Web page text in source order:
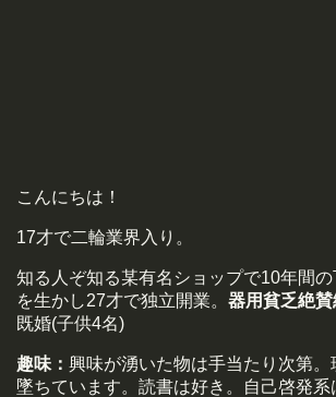
こんにちは！
17才で二輪業界入り。
知る人ぞ知る某有名ショップで10年間
を生かし27才で独立開業。 器用貧乏絶賛
既婚(子供4名)
趣味： 興味が湧いた物は手当たり次第。
墜ちています。読書は好き。自己啓発